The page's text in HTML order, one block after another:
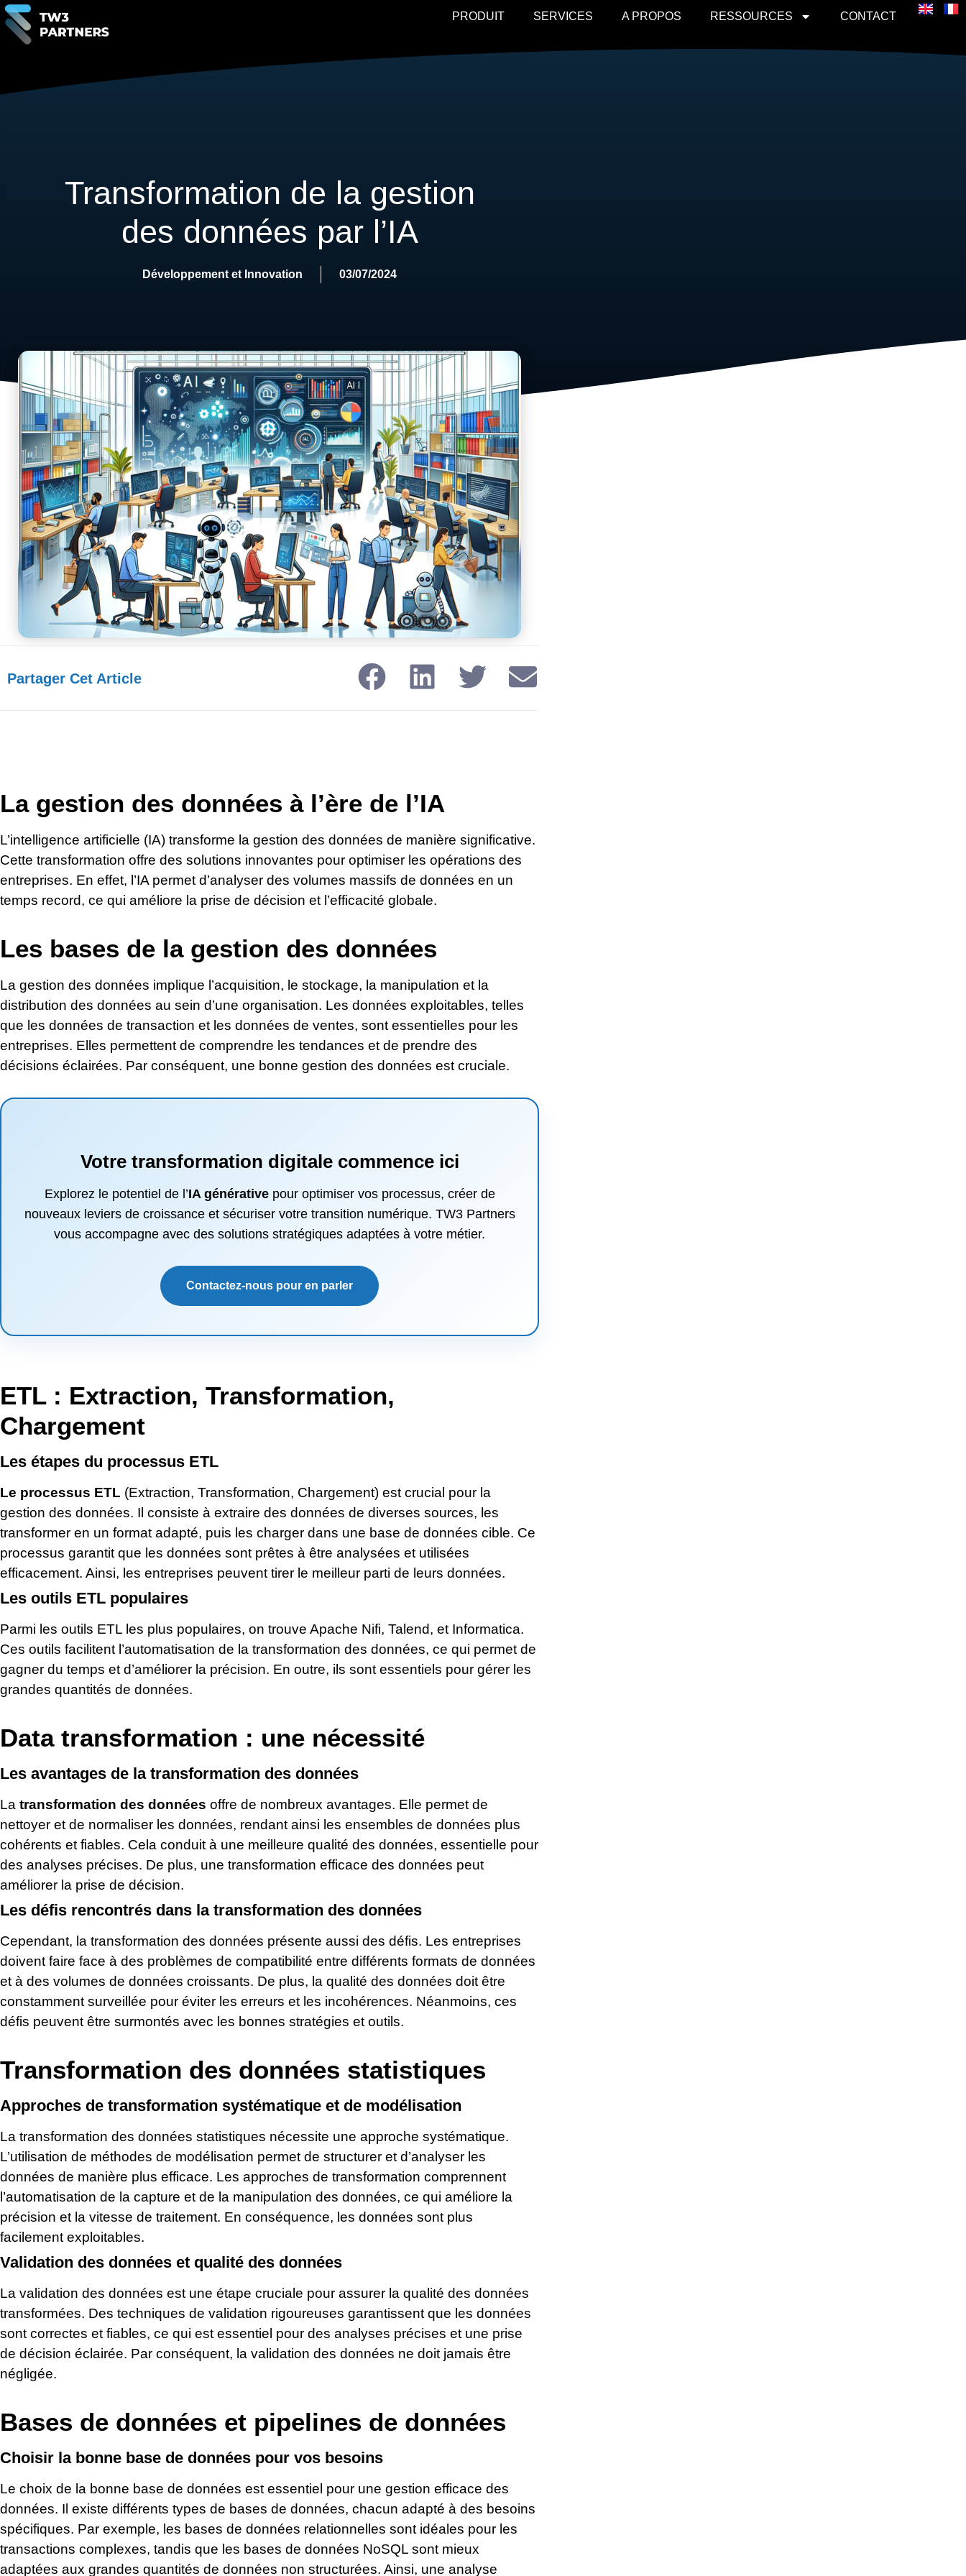
PRODUIT SERVICES A PROPOS RESSOURCES CONTACT
Transformation de la gestion
des données par l’IA
Développement et Innovation 03/07/2024
Partager Cet Article​
La gestion des données à l’ère de l’IA
L’intelligence artificielle (IA) transforme la gestion des données de manière significative.
Cette transformation offre des solutions innovantes pour optimiser les opérations des
entreprises. En effet, l’IA permet d’analyser des volumes massifs de données en un
temps record, ce qui améliore la prise de décision et l’efficacité globale.
Les bases de la gestion des données
La gestion des données implique l’acquisition, le stockage, la manipulation et la
distribution des données au sein d’une organisation. Les données exploitables, telles
que les données de transaction et les données de ventes, sont essentielles pour les
entreprises. Elles permettent de comprendre les tendances et de prendre des
décisions éclairées. Par conséquent, une bonne gestion des données est cruciale.
Votre transformation digitale commence ici
Explorez le potentiel de l’IA générativepour optimiser vos processus, créer de
nouveaux leviers de croissance et sécuriser votre transition numérique. TW3 Partners
vous accompagne avec des solutions stratégiques adaptées à votre métier.
Contactez-nous pour en parler
ETL : Extraction, Transformation,
Chargement
Les étapes du processus ETL
Le processus ETL (Extraction, Transformation, Chargement) est crucial pour la
gestion des données. Il consiste à extraire des données de diverses sources, les
transformer en un format adapté, puis les charger dans une base de données cible. Ce
processus garantit que les données sont prêtes à être analysées et utilisées
efficacement. Ainsi, les entreprises peuvent tirer le meilleur parti de leurs données.
Les outils ETL populaires
Parmi les outils ETL les plus populaires, on trouve Apache Nifi, Talend, et Informatica.
Ces outils facilitent l’automatisation de la transformation des données, ce qui permet de
gagner du temps et d’améliorer la précision. En outre, ils sont essentiels pour gérer les
grandes quantités de données.
Data transformation : une nécessité
Les avantages de la transformation des données
La transformation des données offre de nombreux avantages. Elle permet de
nettoyer et de normaliser les données, rendant ainsi les ensembles de données plus
cohérents et fiables. Cela conduit à une meilleure qualité des données, essentielle pour
des analyses précises. De plus, une transformation efficace des données peut
améliorer la prise de décision.
Les défis rencontrés dans la transformation des données
Cependant, la transformation des données présente aussi des défis. Les entreprises
doivent faire face à des problèmes de compatibilité entre différents formats de données
et à des volumes de données croissants. De plus, la qualité des données doit être
constamment surveillée pour éviter les erreurs et les incohérences. Néanmoins, ces
défis peuvent être surmontés avec les bonnes stratégies et outils.
Transformation des données statistiques
Approches de transformation systématique et de modélisation
La transformation des données statistiques nécessite une approche systématique.
L’utilisation de méthodes de modélisation permet de structurer et d’analyser les
données de manière plus efficace. Les approches de transformation comprennent
l’automatisation de la capture et de la manipulation des données, ce qui améliore la
précision et la vitesse de traitement. En conséquence, les données sont plus
facilement exploitables.
Validation des données et qualité des données
La validation des données est une étape cruciale pour assurer la qualité des données
transformées. Des techniques de validation rigoureuses garantissent que les données
sont correctes et fiables, ce qui est essentiel pour des analyses précises et une prise
de décision éclairée. Par conséquent, la validation des données ne doit jamais être
négligée.
Bases de données et pipelines de données
Choisir la bonne base de données pour vos besoins
Le choix de la bonne base de données est essentiel pour une gestion efficace des
données. Il existe différents types de bases de données, chacun adapté à des besoins
spécifiques. Par exemple, les bases de données relationnelles sont idéales pour les
transactions complexes, tandis que les bases de données NoSQL sont mieux
adaptées aux grandes quantités de données non structurées. Ainsi, une analyse